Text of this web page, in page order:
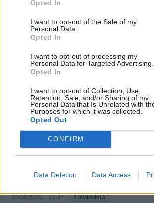
Opted In
I want to opt-out of the Sale of my
Personal Data.
Opted In
I want to opt-out of processing my
Personal Data for Targeted Advertising.
Opted In
I want to opt-out of Collection, Use,
Retention, Sale, and/or Sharing of my
Personal Data that Is Unrelated with
Purposes for which it was collected.
Opted Out
CONFIRM
Data Deletion Data Access
07/08/2026 - 12:46 ΟΙΚΟΝΟΜΙΑ
Εμπρησμός της Marfin: Προθεσμία
απολογία της η 46χρονη
07/08/2026 - 12:27 ΕΛΛΑΔΑ
Η νέα σειρά foldables της Samsung
Vodafone
07/08/2026 - 11:57 ΤΕΧΝΟΛΟΓΙΑ
Ατρόμητος και Novibet συνεχίζουν
της συνεργασίας τους μέχρι το 2028
Ευρωπαϊκά χρηματιστήρια: Άνοδο
07/08/2026 - 11:44 ΟΙΚΟΝΟΜΙΑ